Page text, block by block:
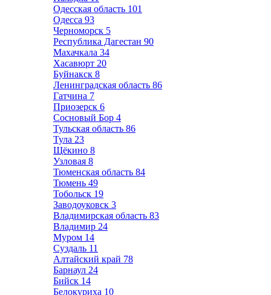
Одесская область 101
Одесса 93
Черноморск 5
Республика Дагестан 90
Махачкала 34
Хасавюрт 20
Буйнакск 8
Ленинградская область 86
Гатчина 7
Приозерск 6
Сосновый Бор 4
Тульская область 86
Тула 23
Щёкино 8
Узловая 8
Тюменская область 84
Тюмень 49
Тобольск 19
Заводоуковск 3
Владимирская область 83
Владимир 24
Муром 14
Суздаль 11
Алтайский край 78
Барнаул 24
Бийск 14
Белокуриха 10